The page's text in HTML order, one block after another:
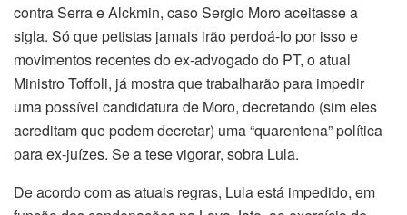
contra Serra e Alckmin, caso Sergio Moro aceitasse a
sigla. Só que petistas jamais irão perdoá-lo por isso e
movimentos recentes do ex-advogado do PT, o atual
Ministro Toffoli, já mostra que trabalharão para impedir
uma possível candidatura de Moro, decretando (sim eles
acreditam que podem decretar) uma “quarentena” política
para ex-juízes. Se a tese vigorar, sobra Lula.
De acordo com as atuais regras, Lula está impedido, em